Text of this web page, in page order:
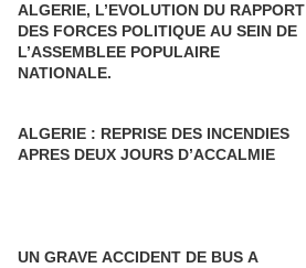
ALGERIE, L’EVOLUTION DU RAPPORT
DES FORCES POLITIQUE AU SEIN DE
L’ASSEMBLEE POPULAIRE
NATIONALE.
ALGERIE : REPRISE DES INCENDIES
APRES DEUX JOURS D’ACCALMIE
UN GRAVE ACCIDENT DE BUS A